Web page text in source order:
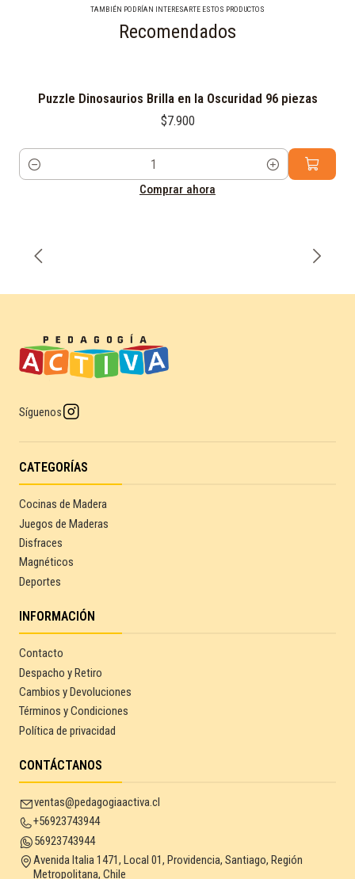
TAMBIÉN PODRÍAN INTERESARTE ESTOS PRODUCTOS
Recomendados
Puzzle Dinosaurios Brilla en la Oscuridad 96 piezas
$7.900
Cantidad
Comprar ahora
Síguenos
CATEGORÍAS
Cocinas de Madera
Juegos de Maderas
Disfraces
Magnéticos
Deportes
INFORMACIÓN
Contacto
Despacho y Retiro
Cambios y Devoluciones
Términos y Condiciones
Política de privacidad
CONTÁCTANOS
ventas@pedagogiaactiva.cl
+56923743944
56923743944
Avenida Italia 1471, Local 01, Providencia, Santiago, Región
Metropolitana, Chile